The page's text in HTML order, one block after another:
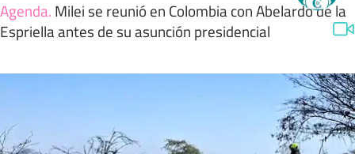
Agenda. Milei se reunió en Colombia con Abelardo de la
Espriella antes de su asunción presidencial